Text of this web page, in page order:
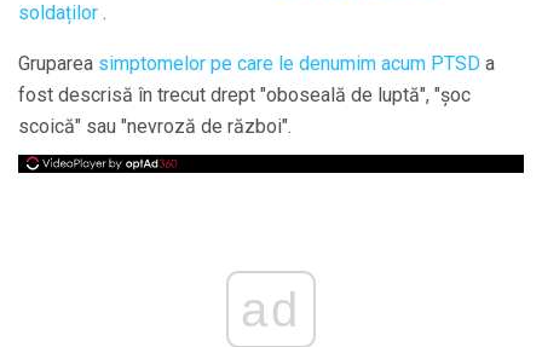
soldaților .
Gruparea simptomelor pe care le denumim acum PTSD a
fost descrisă în trecut drept "oboseală de luptă", "șoc
scoică" sau "nevroză de război".
ad